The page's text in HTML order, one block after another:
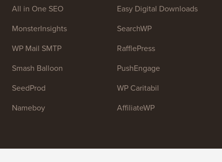
All in One SEO
MonsterInsights
WP Mail SMTP
Smash Balloon
SeedProd
Nameboy
Easy Digital Downloads
SearchWP
RafflePress
PushEngage
WP Caritabil
AffiliateWP